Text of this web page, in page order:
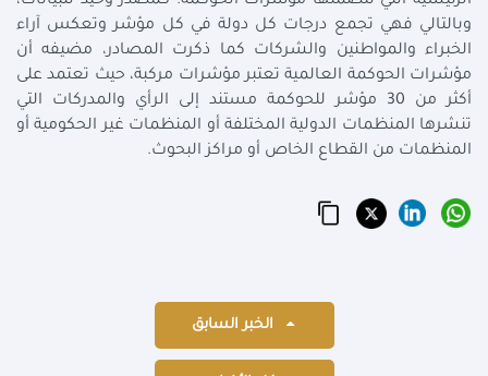
وبالتالي فهي تجمع درجات كل دولة في كل مؤشر وتعكس آراء
الخبراء والمواطنين والشركات كما ذكرت المصادر، مضيفه أن
مؤشرات الحوكمة العالمية تعتبر مؤشرات مركبة، حيث تعتمد على
أكثر من 30 مؤشر للحوكمة مستند إلى الرأي والمدركات التي
تنشرها المنظمات الدولية المختلفة أو المنظمات غير الحكومية أو
المنظمات من القطاع الخاص أو مراكز البحوث.
الخبر السابق